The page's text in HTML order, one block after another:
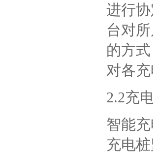
进行
台对
的方
对各
2.2充
智能
充电